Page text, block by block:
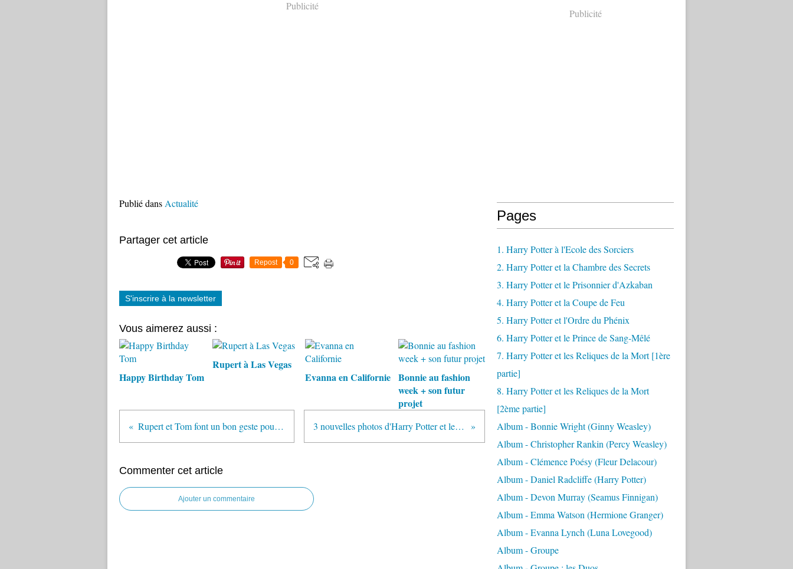
Publicité
Publié dans Actualité
Partager cet article
Repost 0
S'inscrire à la newsletter
Vous aimerez aussi :
Happy Birthday Tom
Rupert à Las Vegas
Evanna en Californie Bonnie au fashion
week + son futur
projet
Rupert et Tom font un bon geste pour les enfants malades 3 nouvelles photos d'Harry Potter et le Prince de Sang-Mêlé
Commenter cet article
Ajouter un commentaire
Publicité
Pages
1. Harry Potter à l'Ecole des Sorciers
2. Harry Potter et la Chambre des Secrets
3. Harry Potter et le Prisonnier d'Azkaban
4. Harry Potter et la Coupe de Feu
5. Harry Potter et l'Ordre du Phénix
6. Harry Potter et le Prince de Sang-Mêlé
7. Harry Potter et les Reliques de la Mort [1ère
partie]
8. Harry Potter et les Reliques de la Mort
[2ème partie]
Album - Bonnie Wright (Ginny Weasley)
Album - Christopher Rankin (Percy Weasley)
Album - Clémence Poésy (Fleur Delacour)
Album - Daniel Radcliffe (Harry Potter)
Album - Devon Murray (Seamus Finnigan)
Album - Emma Watson (Hermione Granger)
Album - Evanna Lynch (Luna Lovegood)
Album - Groupe